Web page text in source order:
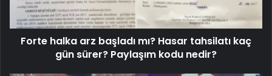
Forte halka arz başladı mı? Hasar tahsilatı kaç
gün sürer? Paylaşım kodu nedir?